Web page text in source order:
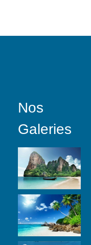
Nos
Galeries